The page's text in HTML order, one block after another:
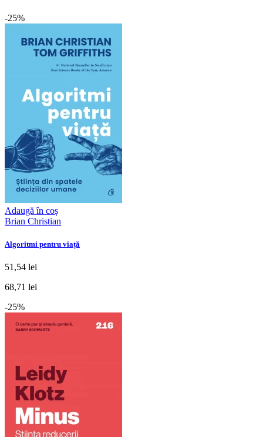
-25%
Adaugă în coș
Brian Christian
Algoritmi pentru viață
51,54 lei
68,71 lei
-25%